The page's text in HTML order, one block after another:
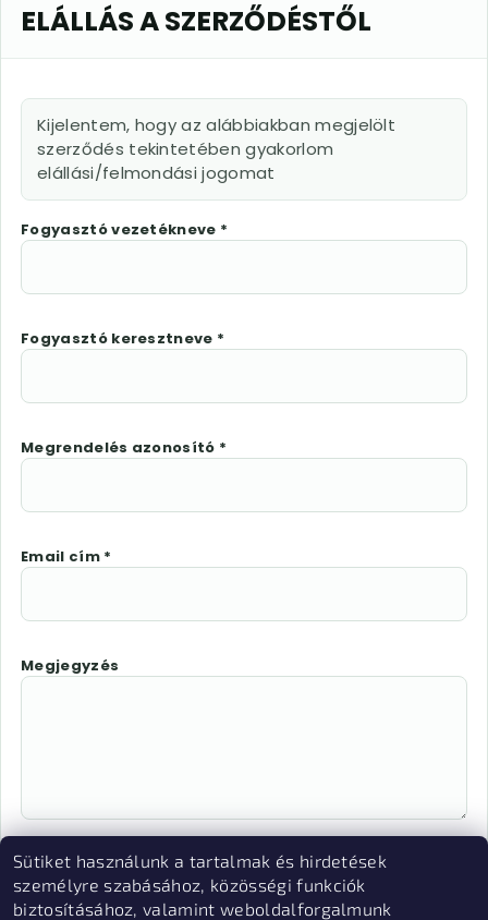
ELÁLLÁS A SZERZŐDÉSTŐL
Kijelentem, hogy az alábbiakban megjelölt
szerződés tekintetében gyakorlom
elállási/felmondási jogomat
Fogyasztó vezetékneve *
Fogyasztó keresztneve *
Megrendelés azonosító *
Email cím *
Megjegyzés
Az "Elállás megerősítése" megnyomásával Ön
elektronikus úton elállási nyilatkozatot tesz és
Sütiket használunk a tartalmak és hirdetések
személyre szabásához, közösségi funkciók
biztosításához, valamint weboldalforgalmunk